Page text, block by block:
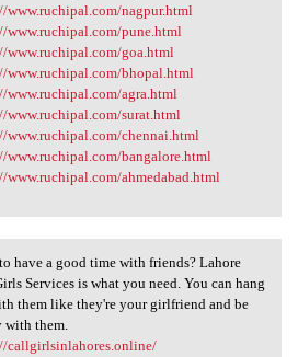
www.ruchipal.com/nagpur.html
www.ruchipal.com/pune.html
www.ruchipal.com/goa.html
www.ruchipal.com/bhopal.html
www.ruchipal.com/agra.html
www.ruchipal.com/surat.html
www.ruchipal.com/chennai.html
www.ruchipal.com/bangalore.html
www.ruchipal.com/ahmedabad.html
have a good time with
have a good time with friends? Lahore
Services is what you need. You can hang
them like they're your girlfriend and be
with them.
callgirlsinlahores.online/